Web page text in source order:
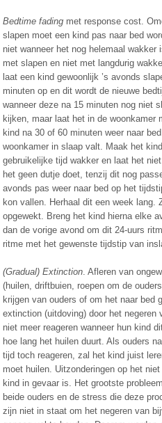
Bedtime fading met response cost.
slapen moet een kind pas naar bed
niet wanneer het nog helemaal
met slapen en niet met langdurig
laat een kind gewoonlijk ’s avonds
minuten op en dit wordt de nieuwe
wanneer deze na 15 minuten nog niet
kijken, maar laat het in de
kind na 30 of 60 minuten weer naar
woonkamer in slaap valt. Maak het
gebruikelijke tijd wakker en laat het
het geen dutje doet, tenzij dit nog
avonds pas weer naar bed op het
kon vallen. Herhaal dit een week lang.
opgewekt. Breng het kind hierna elke
dan de vorige avond om dit 24-uurs
ritme met het gewenste tijdstip van
(Gradual) Extinction. Afleren van
(huilen, driftbuien, roepen om de
krijgen van ouders of om het naar bed
extinction (uitdoving) door het negeren
niet meer reageren wanneer hun kind
hoe lang het huilen duurt. Als ouders
tijd toch reageren, zal het kind juist
moet huilen. Uitzonderingen op het
kind in gevaar is. Het grootste
beide ouders en de stress die deze
zijn niet in staat om het negeren van